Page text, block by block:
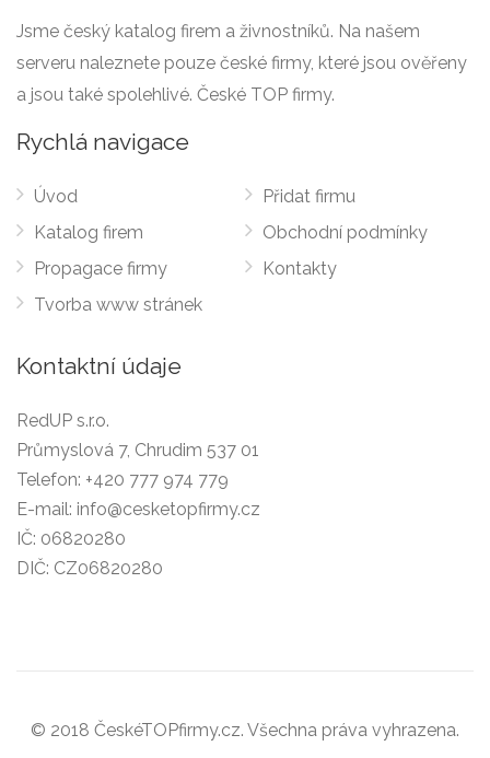
Jsme český katalog firem a živnostníků. Na našem
serveru naleznete pouze české firmy, které jsou ověřeny
a jsou také spolehlivé. České TOP firmy.
Rychlá navigace
Úvod
Katalog firem
Propagace firmy
Tvorba www stránek
Přidat firmu
Obchodní podmínky
Kontakty
Kontaktní údaje
RedUP s.r.o.
Průmyslová 7, Chrudim 537 01
Telefon: +420 777 974 779
E-mail: info@cesketopfirmy.cz
IČ: 06820280
DIČ: CZ06820280
© 2018 ČeskéTOPfirmy.cz. Všechna práva vyhrazena.